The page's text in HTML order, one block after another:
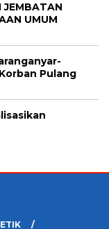
JEMBATAN
UMUM
Pulang